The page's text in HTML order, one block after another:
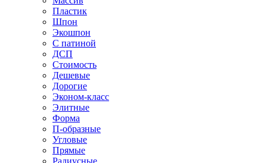
Пластик
Шпон
Экошпон
С патиной
ДСП
Стоимость
Дешевые
Дорогие
Эконом-класс
Элитные
Форма
П-образные
Угловые
Прямые
Радиусные